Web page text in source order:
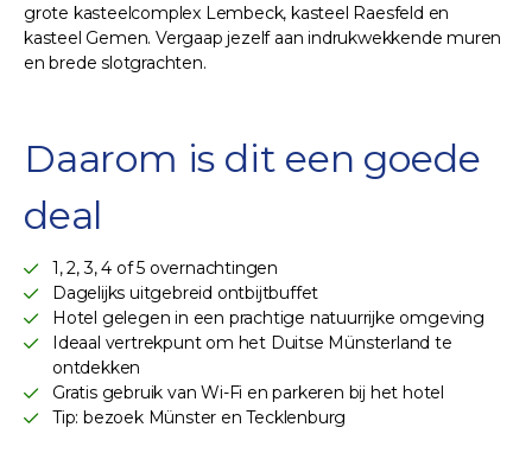
grote kasteelcomplex Lembeck, kasteel Raesfeld en
kasteel Gemen. Vergaap jezelf aan indrukwekkende muren
en brede slotgrachten.
Daarom is dit een goede
deal
1, 2, 3, 4 of 5 overnachtingen
Dagelijks uitgebreid ontbijtbuffet
Hotel gelegen in een prachtige natuurrijke omgeving
Ideaal vertrekpunt om het Duitse Münsterland te
ontdekken
Gratis gebruik van Wi-Fi en parkeren bij het hotel
Tip: bezoek Münster en Tecklenburg